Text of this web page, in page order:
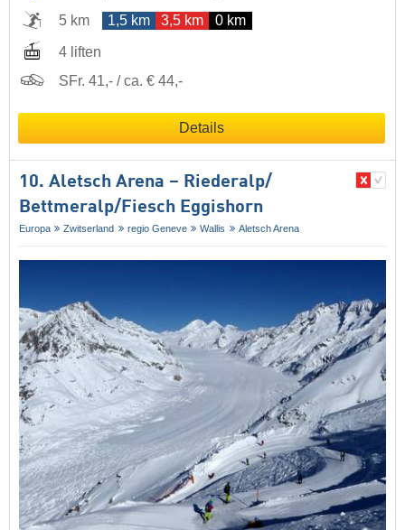
5 km
1,5 km 3,5 km 0 km
4 liften
SFr. 41,- / ca. € 44,-
Details
10. Aletsch Arena – Riederalp/​
Bettmeralp/​Fiesch Eggishorn
Europa Zwitserland regio Geneve Wallis Aletsch Arena